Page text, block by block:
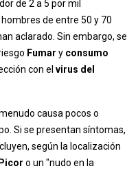
de 2 a 5 por mil
de entre 50 y 70
aclarado. Sin embargo, se
Fumar y consumo
con el virus del
causa pocos o
Si se presentan síntomas,
según la localización
Picor o un "nudo en la